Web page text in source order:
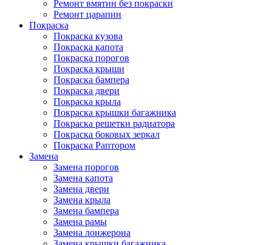
Ремонт вмятин без покраски
Ремонт царапин
Покраска
Покраска кузова
Покраска капота
Покраска порогов
Покраска крыши
Покраска бампера
Покраска двери
Покраска крыла
Покраска крышки багажника
Покраска решетки радиатора
Покраска боковых зеркал
Покраска Раптором
Замена
Замена порогов
Замена капота
Замена двери
Замена крыла
Замена бампера
Замена рамы
Замена лонжерона